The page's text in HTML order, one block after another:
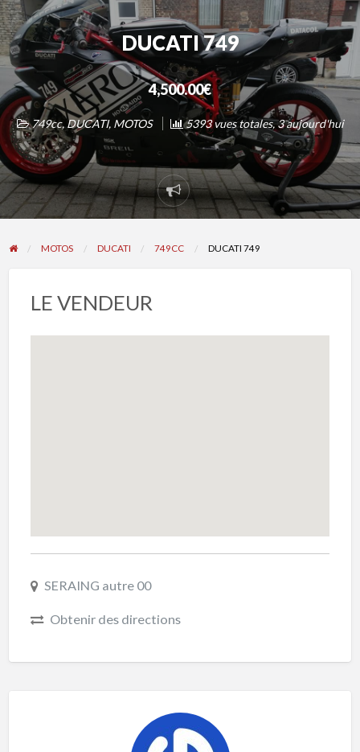
DUCATI 749
4,500.00€
749cc, DUCATI, MOTOS 5393 vues totales, 3 aujourd'hui
Signaler
un
problème
MOTOS DUCATI 749CC DUCATI 749
LE VENDEUR
SERAING autre 00
Obtenir des directions